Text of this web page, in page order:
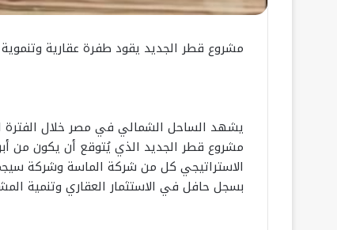
مشروع قطر الجديد يقود طفرة عقارية
يشهد الساحل الشمالي في مصر خلال الفترة
مشروع قطر الجديد الذي يُتوقع أن يكون من
الاستراتيجي كل من شركة الماسة وشركة
بسجل حافل في الاستثمار العقاري وتنمية